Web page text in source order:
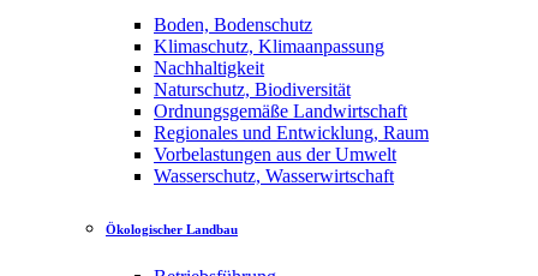
Boden, Bodenschutz
Klimaschutz, Klimaanpassung
Nachhaltigkeit
Naturschutz, Biodiversität
Ordnungsgemäße Landwirtschaft
Regionales und Entwicklung, Raum
Vorbelastungen aus der Umwelt
Wasserschutz, Wasserwirtschaft
Ökologischer Landbau